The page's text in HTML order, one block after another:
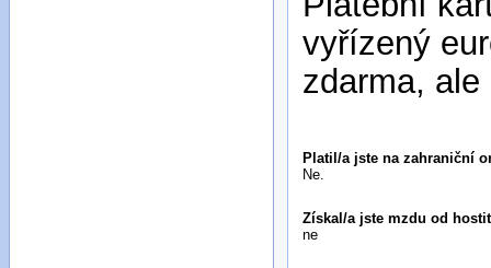
vyřízený
zdarma,
Platil/a jste na zahraniční
Ne.
Získal/a jste mzdu od
ne